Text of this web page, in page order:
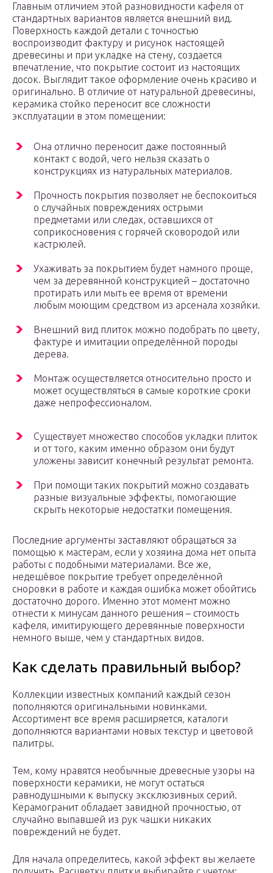
Главным отличием этой разновидности кафеля от
стандартных вариантов является внешний вид.
Поверхность каждой детали с точностью
воспроизводит фактуру и рисунок настоящей
древесины и при укладке на стену, создается
впечатление, что покрытие состоит из настоящих
досок. Выглядит такое оформление очень красиво и
оригинально. В отличие от натуральной древесины,
керамика стойко переносит все сложности
эксплуатации в этом помещении:
Она отлично переносит даже постоянный
контакт с водой, чего нельзя сказать о
конструкциях из натуральных материалов.
Прочность покрытия позволяет не беспокоиться
о случайных повреждениях острыми
предметами или следах, оставшихся от
соприкосновения с горячей сковородой или
кастрюлей.
Ухаживать за покрытием будет намного проще,
чем за деревянной конструкцией – достаточно
протирать или мыть ее время от времени
любым моющим средством из арсенала хозяйки.
Внешний вид плиток можно подобрать по цвету,
фактуре и имитации определённой породы
дерева.
Монтаж осуществляется относительно просто и
может осуществляться в самые короткие сроки
даже непрофессионалом.
Существует множество способов укладки плиток
и от того, каким именно образом они будут
уложены зависит конечный результат ремонта.
При помощи таких покрытий можно создавать
разные визуальные эффекты, помогающие
скрыть некоторые недостатки помещения.
Последние аргументы заставляют обращаться за
помощью к мастерам, если у хозяина дома нет опыта
работы с подобными материалами. Все же,
недешёвое покрытие требует определённой
сноровки в работе и каждая ошибка может обойтись
достаточно дорого. Именно этот момент можно
отнести к минусам данного решения – стоимость
кафеля, имитирующего деревянные поверхности
немного выше, чем у стандартных видов.
Как сделать правильный выбор?
Коллекции известных компаний каждый сезон
пополняются оригинальными новинками.
Ассортимент все время расширяется, каталоги
дополняются вариантами новых текстур и цветовой
палитры.
Тем, кому нравятся необычные древесные узоры на
поверхности керамики, не могут остаться
равнодушными к выпуску эксклюзивных серий.
Керамогранит обладает завидной прочностью, от
случайно выпавшей из рук чашки никаких
повреждений не будет.
Для начала определитесь, какой эффект вы желаете